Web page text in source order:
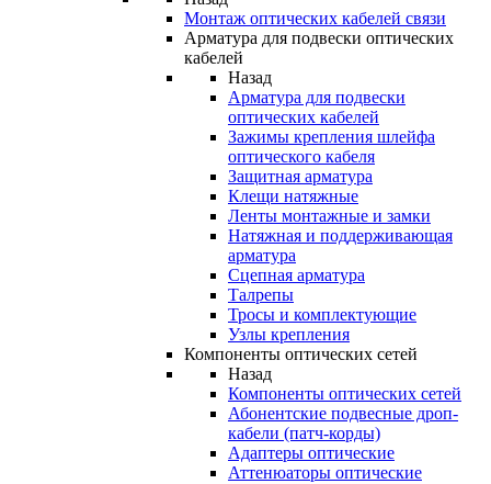
Монтаж оптических кабелей связи
Арматура для подвески оптических
кабелей
Назад
Арматура для подвески
оптических кабелей
Зажимы крепления шлейфа
оптического кабеля
Защитная арматура
Клещи натяжные
Ленты монтажные и замки
Натяжная и поддерживающая
арматура
Сцепная арматура
Талрепы
Тросы и комплектующие
Узлы крепления
Компоненты оптических сетей
Назад
Компоненты оптических сетей
Абонентские подвесные дроп-
кабели (патч-корды)
Адаптеры оптические
Аттенюаторы оптические